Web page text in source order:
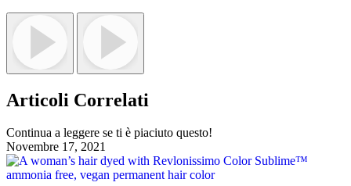
Articoli Correlati
Continua a leggere se ti è piaciuto questo!
Novembre 17, 2021